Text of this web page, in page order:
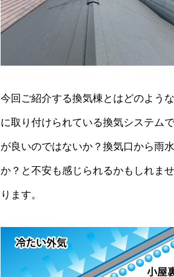
今回ご紹介する換気棟とはどのよう
に取り付けられている換気システム
が良いのではないか？換気口から雨
か？と不安も感じられるかもしれま
ります。